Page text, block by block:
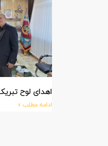
اهدای لوح تبریک ترفیع امیر سرتیپ۲ ستاد
ادامه مطلب »